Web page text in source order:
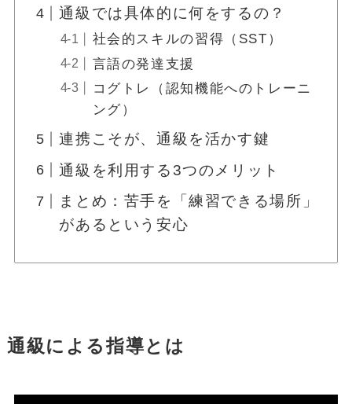
通級では具体的に何をするの？
社会的スキルの習得（SST）
言語の発達支援
コグトレ（認知機能へのトレーニ
ング）
連携こそが、通級を活かす鍵
通級を利用する3つのメリット
まとめ：苦手を「練習できる場所」
があるという安心
通級による指導とは